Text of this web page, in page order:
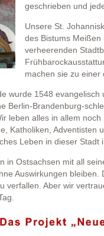
geschrieben und
Unsere St.
des Bistums
verheerenden
machen sie zu einer
wurde 1548
Berlin-Brandenburg-
leben alles in allem
Katholiken, Adventisten
Leben in dieser Stadt
in Ostsachsen mit all
Auswirkungen
verfallen. Aber wir